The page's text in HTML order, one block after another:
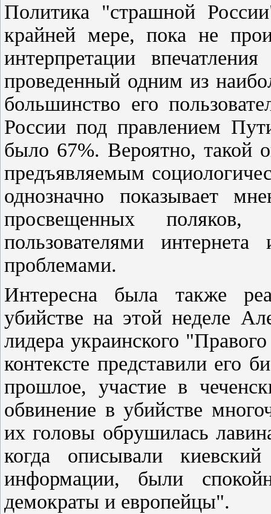
Политика "страшной
крайней мере, пока не
интерпретации
проведенный одним из
большинство его
России под правлением
было 67%. Вероятно, такой
предъявляемым
однозначно показывает
просвещенных
пользователями
проблемами.
Интересна была также
убийстве на этой неделе
лидера украинского
контексте представили его
прошлое, участие в
обвинение в убийстве
их головы обрушилась
когда описывали
информации, были
демократы и европейцы".